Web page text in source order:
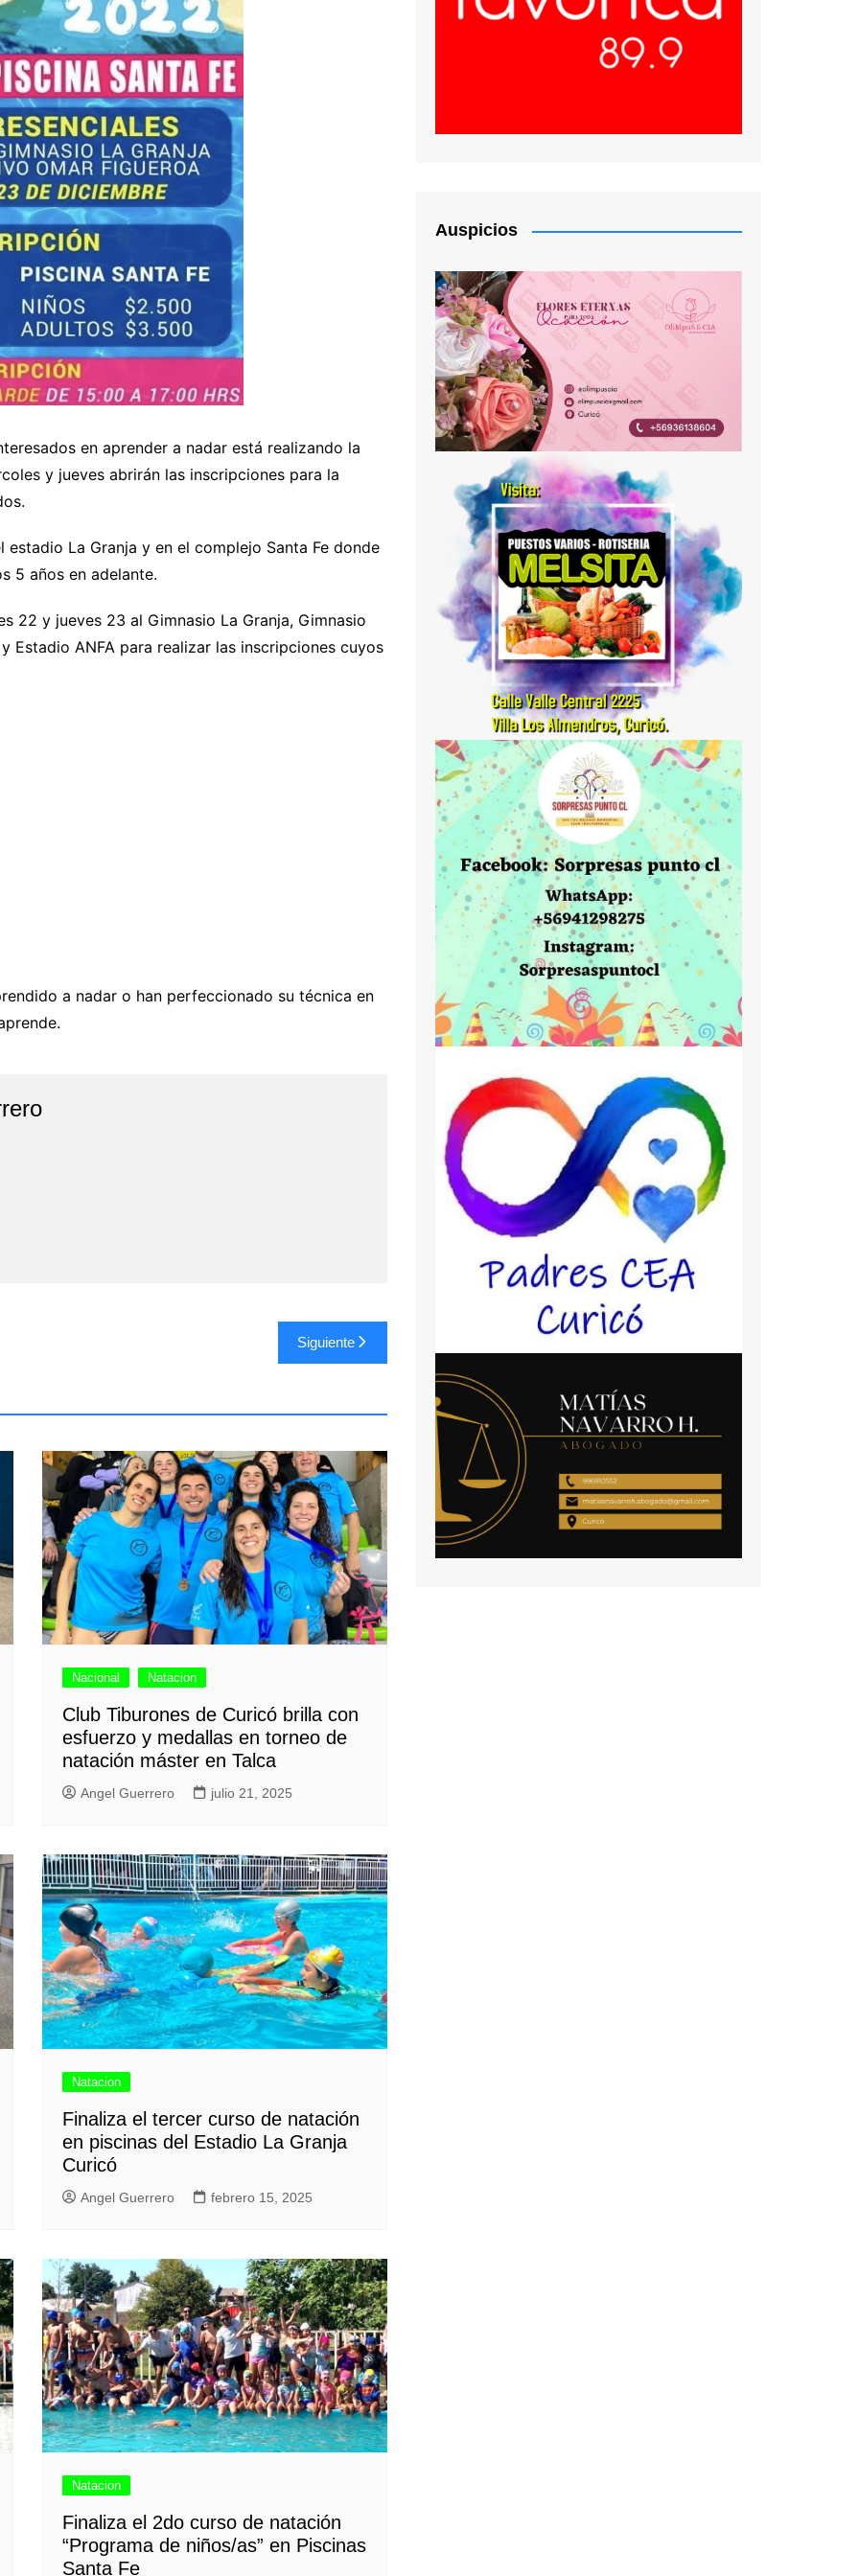
en aprender a nadar está realizando la
y jueves abrirán las inscripciones para la
La Granja y en el complejo Santa Fe donde
5 años en adelante.
22 y jueves 23 al Gimnasio La Granja, Gimnasio
Estadio ANFA para realizar las inscripciones cuyos
a nadar o han perfeccionado su técnica en
Siguiente
Nacional Natacion
Club Tiburones de Curicó brilla con
esfuerzo y medallas en torneo de
natación máster en Talca
Angel Guerrero julio 21, 2025
Natacion
Finaliza el tercer curso de natación
en piscinas del Estadio La Granja
Curicó
Angel Guerrero febrero 15, 2025
Natacion
Finaliza el 2do curso de natación
“Programa de niños/as” en Piscinas
Santa Fe
Auspicios